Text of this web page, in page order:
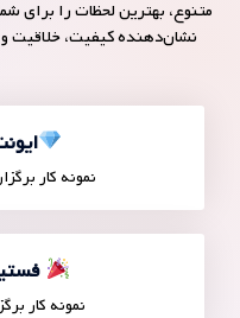
متنوع، بهترین لحظات را برای
نشان‌دهنده کیفیت، خلاقیت
نمونه کار
نمونه کار